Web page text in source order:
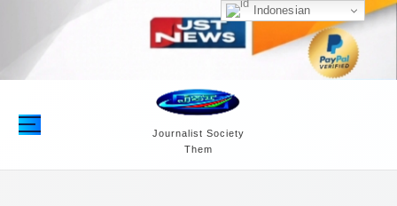
n
Journalist Society
Them
Indonesian